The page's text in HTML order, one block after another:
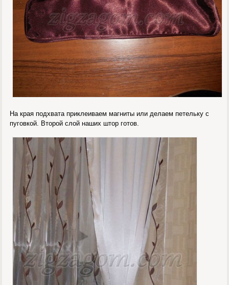
На края подхвата приклеиваем магниты или делаем петельку с
пуговкой. Второй слой наших штор готов.